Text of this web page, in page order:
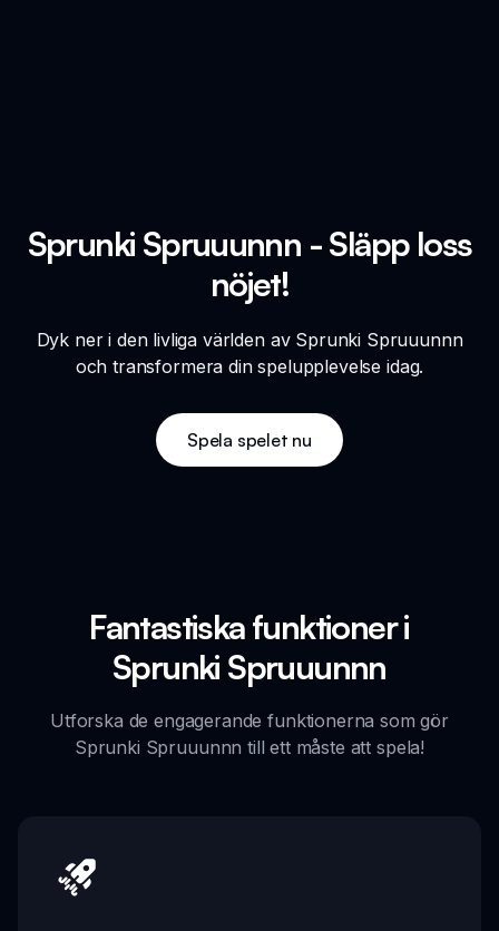
Sprunki Spruuunnn - Släpp loss
nöjet!
Dyk ner i den livliga världen av Sprunki Spruuunnn
och transformera din spelupplevelse idag.
Spela spelet nu
Fantastiska funktioner i
Sprunki Spruuunnn
Utforska de engagerande funktionerna som gör
Sprunki Spruuunnn till ett måste att spela!